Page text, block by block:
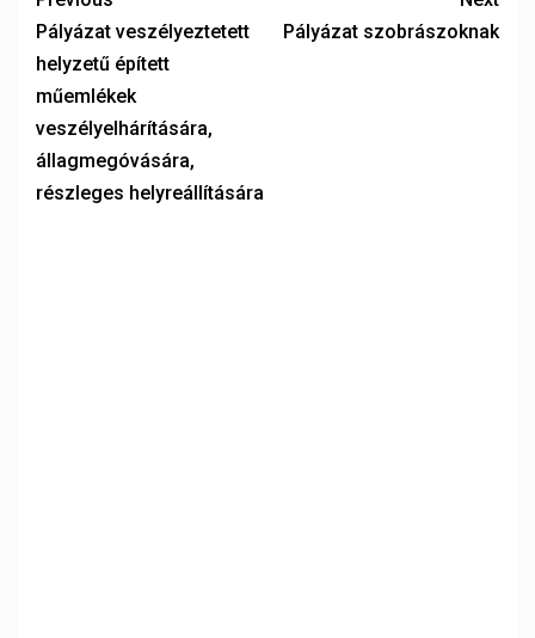
Pályázat veszélyeztetett
helyzetű épített
műemlékek
veszélyelhárítására,
állagmegóvására,
részleges helyreállítására
Pályázat szobrászoknak